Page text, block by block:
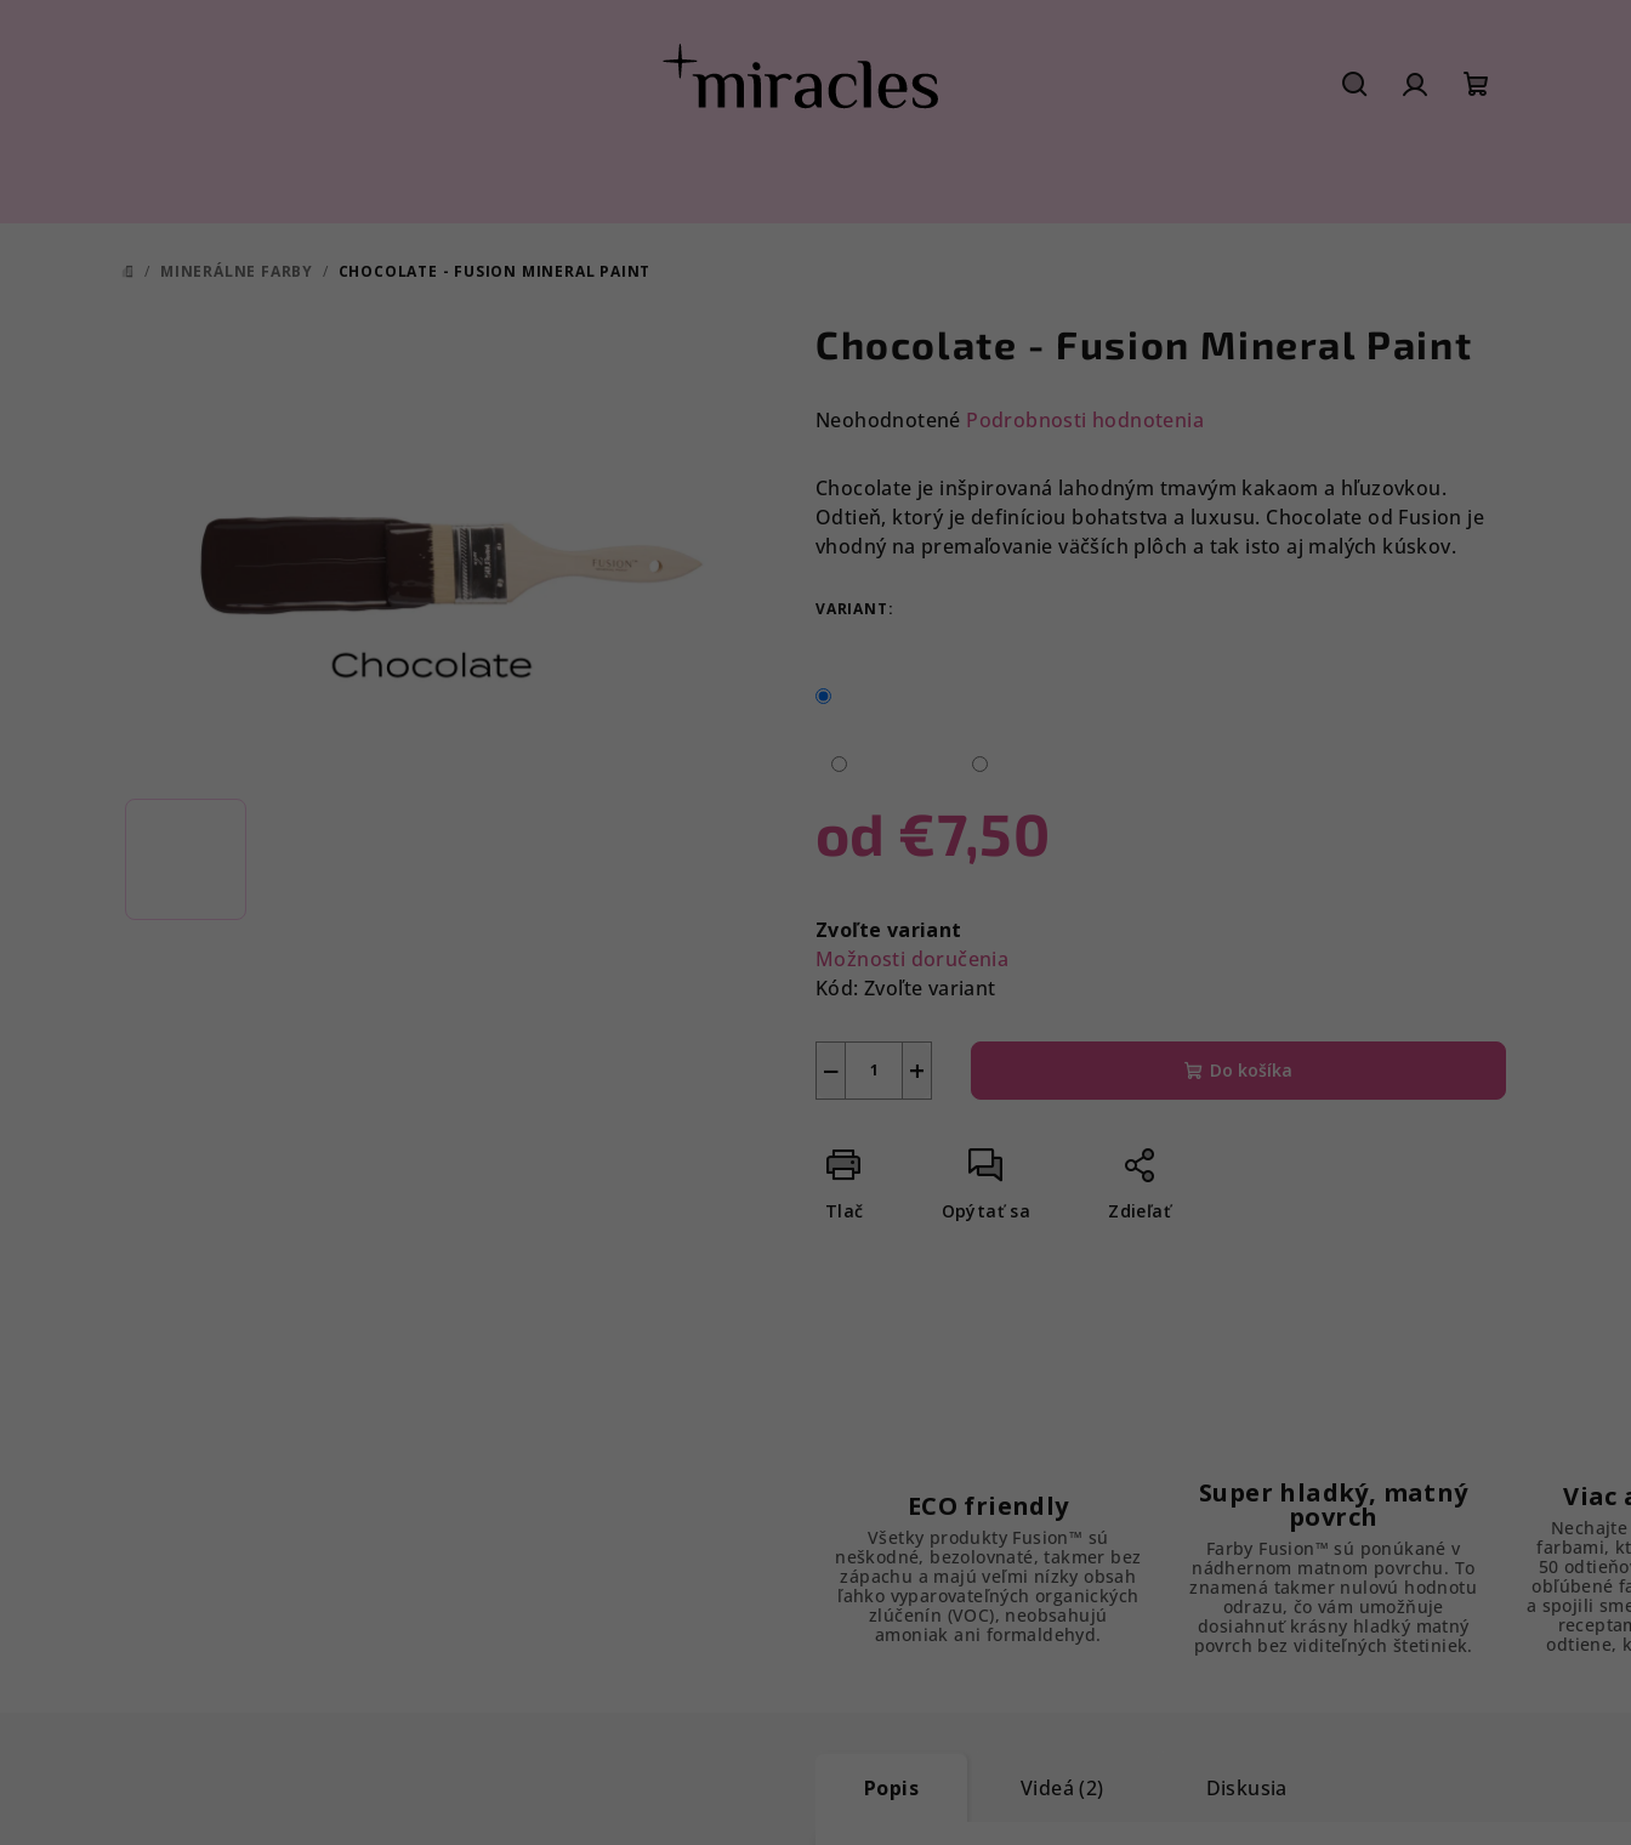
DOMOV
/ MINERÁLNE FARBY / CHOCOLATE - FUSION MINERAL PAINT
Chocolate - Fusion Mineral Paint
Priemerné
produktu
je
0,0
hviezdičiek.
Neohodnotené Podrobnosti hodnotenia
Chocolate je inšpirovaná lahodným tmavým kakaom a hľuzovkou.
Odtieň, ktorý je definíciou bohatstva a luxusu. Chocolate od Fusion je
vhodný na premaľovanie väčších plôch a tak isto aj malých kúskov.
VARIANT:
od €7,50
cena:
Zvoľte variant
Možnosti doručenia
Kód: Zvoľte variant
+
− Do košíka
Tlač Opýtať sa Zdieľať
ECO friendly
Všetky produkty Fusion™ sú
neškodné, bezolovnaté, takmer bez
zápachu a majú veľmi nízky obsah
ľahko vyparovateľných organických
zlúčenín (VOC), neobsahujú
amoniak ani formaldehyd.
Super hladký, matný
povrch
Farby Fusion™ sú ponúkané v
nádhernom matnom povrchu. To
znamená takmer nulovú hodnotu
odrazu, čo vám umožňuje
dosiahnuť krásny hladký matný
povrch bez viditeľných štetiniek.
Viac
farbami,
50
obľúbené
a spojili
odtiene,
Popis Videá (2) Diskusia